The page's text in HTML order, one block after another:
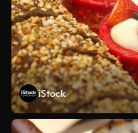
iStock